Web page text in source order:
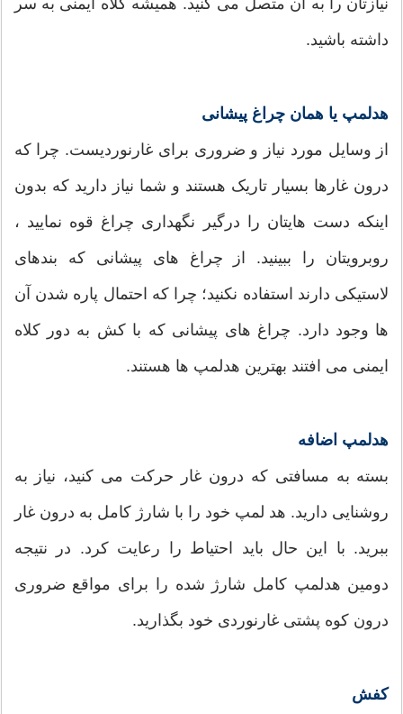
نیازتان را به آن متصل می کنید. همیشه کلاه ایمنی به سر
داشته باشید.
هدلمپ یا همان چراغ پیشانی
از وسایل مورد نیاز و ضروری برای غارنوردیست. چرا که
درون غارها بسیار تاریک هستند و شما نیاز دارید که بدون
اینکه دست هایتان را درگیر نگهداری چراغ قوه نمایید ،
روبرویتان را ببینید. از چراغ های پیشانی که بندهای
لاستیکی دارند استفاده نکنید؛ چرا که احتمال پاره شدن آن
ها وجود دارد. چراغ های پیشانی که با کش به دور کلاه
ایمنی می افتند بهترین هدلمپ ها هستند.
هدلمپ اضافه
بسته به مسافتی که درون غار حرکت می کنید، نیاز به
روشنایی دارید. هد لمپ خود را با شارژ کامل به درون غار
ببرید. با این حال باید احتیاط را رعایت کرد. در نتیجه
دومین هدلمپ کامل شارژ شده را برای مواقع ضروری
درون کوه پشتی غارنوردی خود بگذارید.
کفش